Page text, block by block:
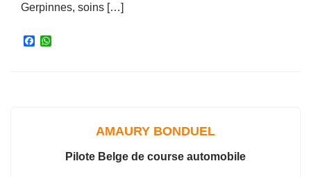
Gerpinnes, soins […]
F
AMAURY BONDUEL
Pilote Belge de course automobile